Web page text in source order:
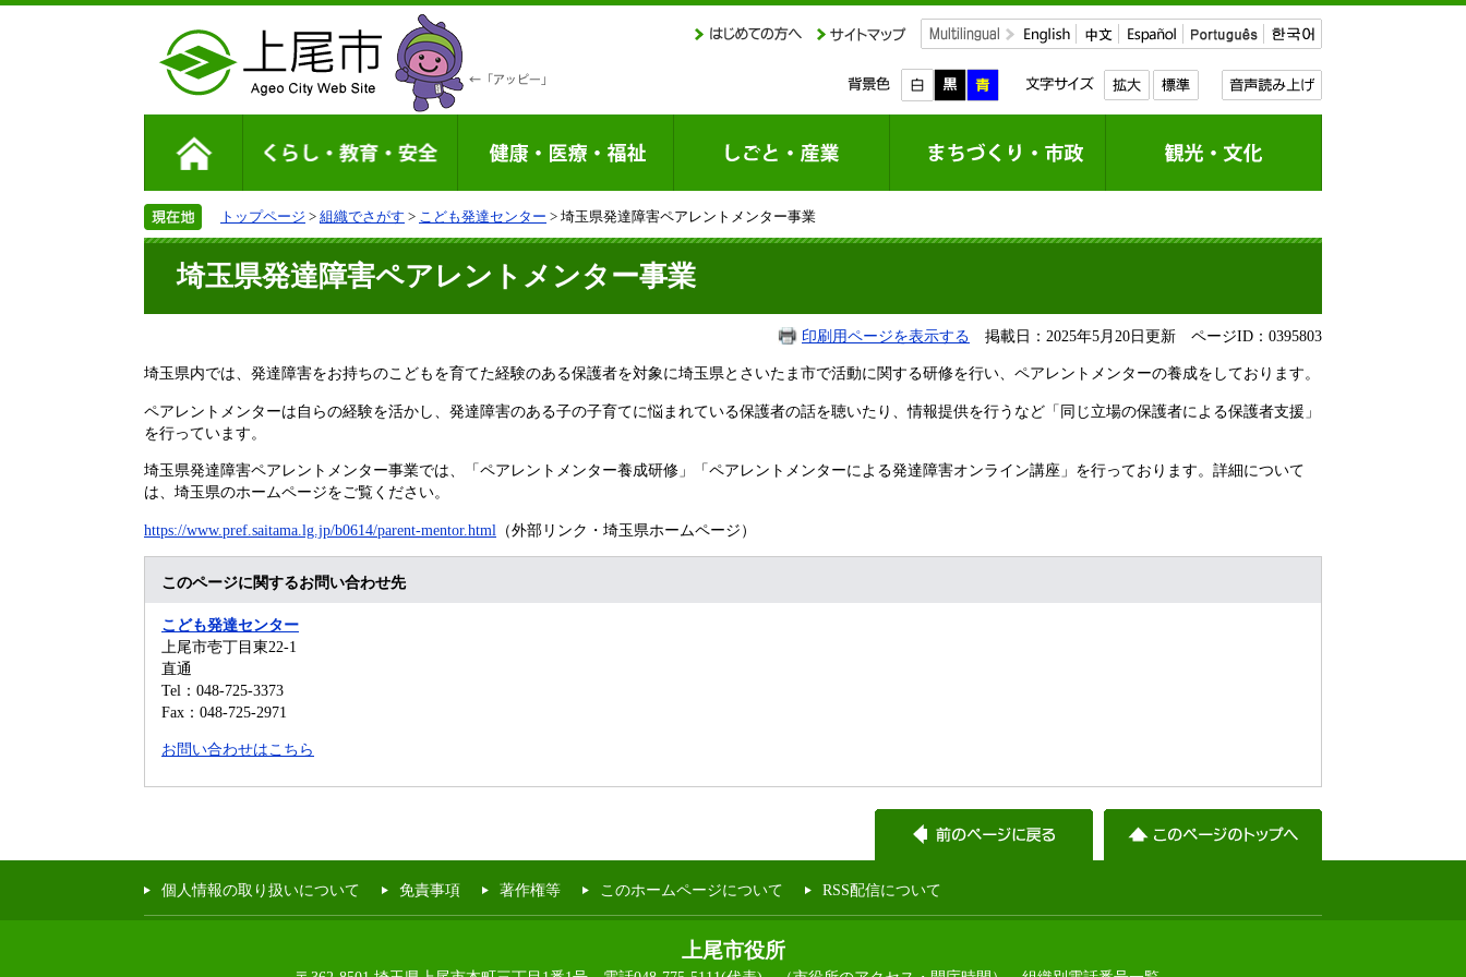
トップページ > 組織でさがす > こども発達センター > 埼玉県発達障害ペアレントメンター事業
埼玉県発達障害ペアレントメンター事業
印刷用ページを表示する 掲載日：2025年5月20日更新 ページID：0395803
埼玉県内では、発達障害をお持ちのこどもを育てた経験のある保護者を対象に埼玉県とさいたま市で活動に関する研修を行い、ペアレントメンターの養成をしております。
ペアレントメンターは自らの経験を活かし、発達障害のある子の子育てに悩まれている保護者の話を聴いたり、情報提供を行うなど「同じ立場の保護者による保護者支援」
を行っています。
埼玉県発達障害ペアレントメンター事業では、「ペアレントメンター養成研修」「ペアレントメンターによる発達障害オンライン講座」を行っております。詳細について
は、埼玉県のホームページをご覧ください。
https://www.pref.saitama.lg.jp/b0614/parent-mentor.html （外部リンク・埼玉県ホームページ）
このページに関するお問い合わせ先
こども発達センター
上尾市壱丁目東22-1
直通
Tel：048-725-3373
Fax：048-725-2971
お問い合わせはこちら
個人情報の取り扱いについて 免責事項 著作権等 このホームページについて RSS配信について
上尾市役所